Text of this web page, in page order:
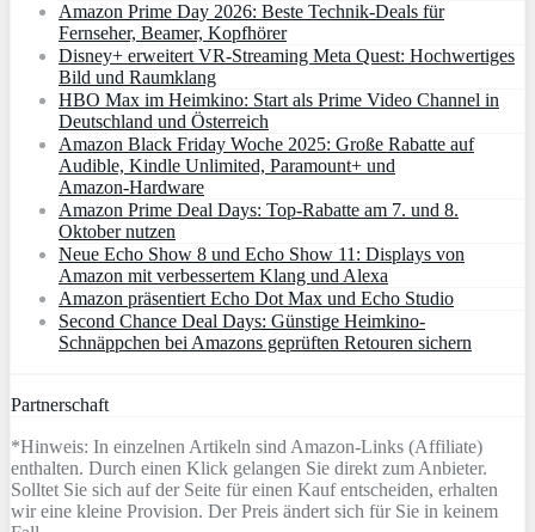
Amazon Prime Day 2026: Beste Technik-Deals für
Fernseher, Beamer, Kopfhörer
Disney+ erweitert VR‑Streaming Meta Quest: Hochwertiges
Bild und Raumklang
HBO Max im Heimkino: Start als Prime Video Channel in
Deutschland und Österreich
Amazon Black Friday Woche 2025: Große Rabatte auf
Audible, Kindle Unlimited, Paramount+ und
Amazon‑Hardware
Amazon Prime Deal Days: Top-Rabatte am 7. und 8.
Oktober nutzen
Neue Echo Show 8 und Echo Show 11: Displays von
Amazon mit verbessertem Klang und Alexa
Amazon präsentiert Echo Dot Max und Echo Studio
Second Chance Deal Days: Günstige Heimkino-
Schnäppchen bei Amazons geprüften Retouren sichern
Partnerschaft
*Hinweis: In einzelnen Artikeln sind Amazon-Links (Affiliate)
enthalten. Durch einen Klick gelangen Sie direkt zum Anbieter.
Solltet Sie sich auf der Seite für einen Kauf entscheiden, erhalten
wir eine kleine Provision. Der Preis ändert sich für Sie in keinem